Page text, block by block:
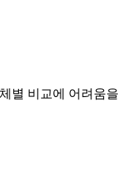
별 비교에 어려움